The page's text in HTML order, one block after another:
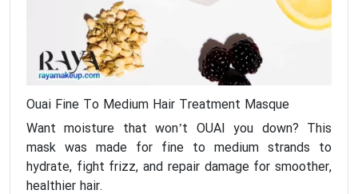
Ouai Fine To Medium Hair Treatment Masque
Want moisture that won’t OUAI you down? This
mask was made for fine to medium strands to
hydrate, fight frizz, and repair damage for smoother,
healthier hair.